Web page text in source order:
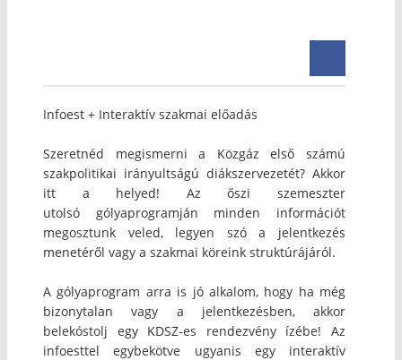
Infoest + Interaktív szakmai előadás
Szeretnéd megismerni a Közgáz első számú
szakpolitikai irányultságú diákszervezetét? Akkor
itt a helyed! Az őszi szemeszter
utolsó gólyaprogramján minden információt
megosztunk veled, legyen szó a jelentkezés
menetéről vagy a szakmai köreink struktúrájáról.
A gólyaprogram arra is jó alkalom, hogy ha még
bizonytalan vagy a jelentkezésben, akkor
belekóstolj egy KDSZ-es rendezvény ízébe! Az
infoesttel egybekötve ugyanis egy interaktív